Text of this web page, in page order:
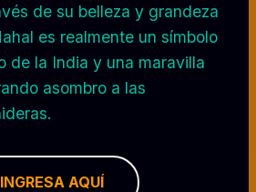
de su belleza y grandeza
es realmente un símbolo
de la India y una maravilla
asombro a las
INGRESA AQUÍ